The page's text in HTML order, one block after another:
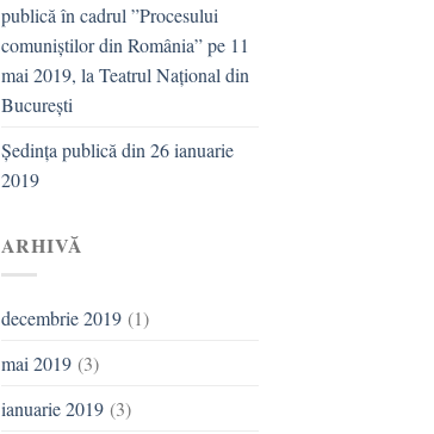
publică în cadrul ”Procesului
comuniștilor din România” pe 11
mai 2019, la Teatrul Național din
București
Ședința publică din 26 ianuarie
2019
ARHIVĂ
decembrie 2019(1)
mai 2019(3)
ianuarie 2019(3)